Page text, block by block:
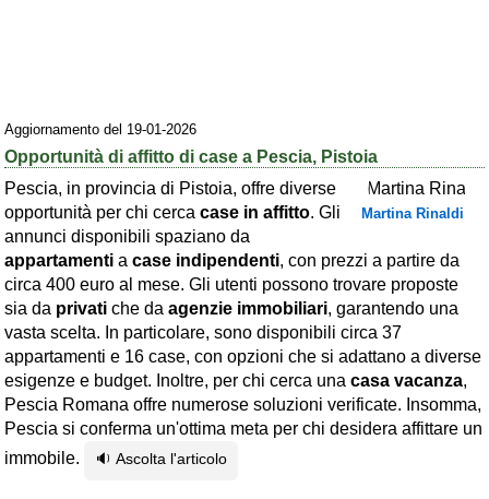
Aggiornamento del 19-01-2026
Opportunità di affitto di case a Pescia, Pistoia
Martina Rinaldi
Pescia, in provincia di Pistoia, offre diverse
opportunità per chi cerca case in affitto. Gli
annunci disponibili spaziano da
appartamenti a case indipendenti, con prezzi a partire da
circa 400 euro al mese. Gli utenti possono trovare proposte
sia da privati che da agenzie immobiliari, garantendo una
vasta scelta. In particolare, sono disponibili circa 37
appartamenti e 16 case, con opzioni che si adattano a diverse
esigenze e budget. Inoltre, per chi cerca una casa vacanza,
Pescia Romana offre numerose soluzioni verificate. Insomma,
Pescia si conferma un'ottima meta per chi desidera affittare un
immobile.
🔉 Ascolta l'articolo
Blog
Eventi e cose da vedere
➕ Segnala evento
Area riservata
Chi siamo
Ambienti
≋ Mare
🗻 Montagna
Laghi